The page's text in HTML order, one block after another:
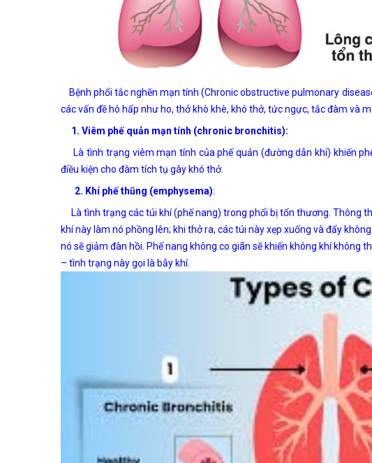
Bệnh phổi tắc nghẽn mạn tính (Chronic obstructive pulmonary
các vấn đề hô hấp như ho, thở khò khè, khó thở, tức ngực, tắc đàm và
1. Viêm phế quản mạn tính (chronic bronchitis):
Là tình trạng viêm mạn tính của phế quản (đường dẫn khí) khiến
điều kiện cho đàm tích tụ gây khó thở.
2. Khí phế thũng (emphysema):
Là tình trạng các túi khí (phế nang) trong phổi bị tổn thương. Thông
khí này làm nó phồng lên; khi thở ra, các túi này xẹp xuống và đẩy
nó sẽ giảm đàn hồi. Phế nang không co giãn sẽ khiến không khí không
– tình trạng này gọi là bẫy khí.